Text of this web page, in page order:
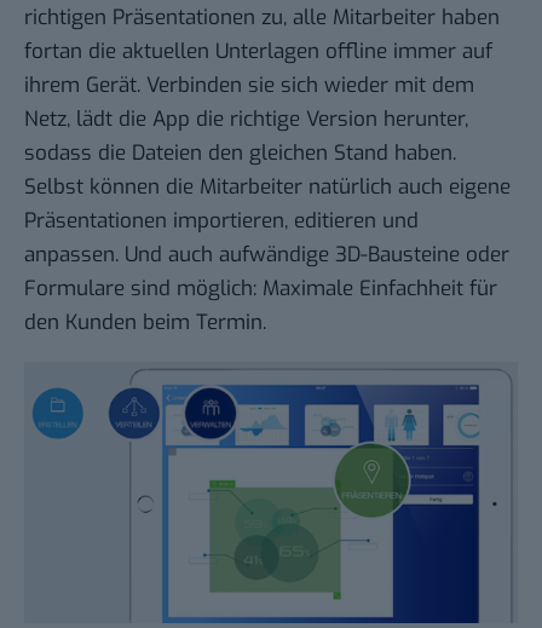
richtigen Präsentationen zu, alle Mitarbeiter haben
fortan die aktuellen Unterlagen offline immer auf
ihrem Gerät. Verbinden sie sich wieder mit dem
Netz, lädt die App die richtige Version herunter,
sodass die Dateien den gleichen Stand haben.
Selbst können die Mitarbeiter natürlich auch eigene
Präsentationen importieren, editieren und
anpassen. Und auch aufwändige 3D-Bausteine oder
Formulare sind möglich: Maximale Einfachheit für
den Kunden beim Termin.